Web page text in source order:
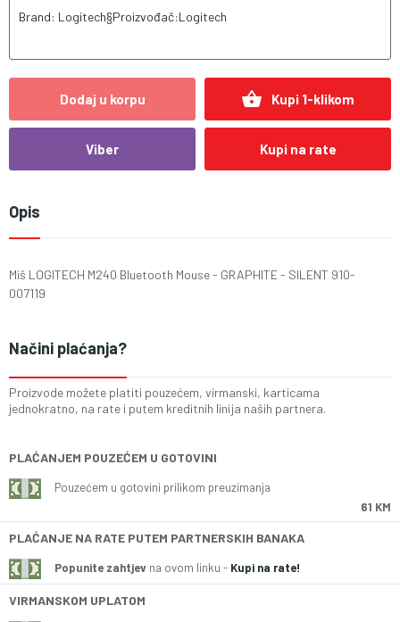
Brand: Logitech§Proizvođač:Logitech
Dodaj u korpu shopping_basket Kupi 1-klikom
Viber Kupi na rate
Opis
Miš LOGITECH M240 Bluetooth Mouse - GRAPHITE - SILENT 910-
007119
Načini plaćanja?
Proizvode možete platiti pouzećem, virmanski, karticama
jednokratno, na rate i putem kreditnih linija naših partnera.
PLAĆANJEM POUZEĆEM U GOTOVINI
Pouzećem u gotovini prilikom preuzimanja
61 KM
PLAĆANJE NA RATE PUTEM PARTNERSKIH BANAKA
Popunite zahtjev na ovom linku - Kupi na rate!
VIRMANSKOM UPLATOM